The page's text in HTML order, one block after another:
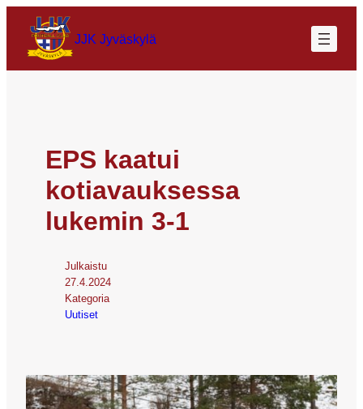
JJK Jyväskylä
EPS kaatui
kotiavauksessa
lukemin 3-1
Julkaistu
27.4.2024
Kategoria
Uutiset